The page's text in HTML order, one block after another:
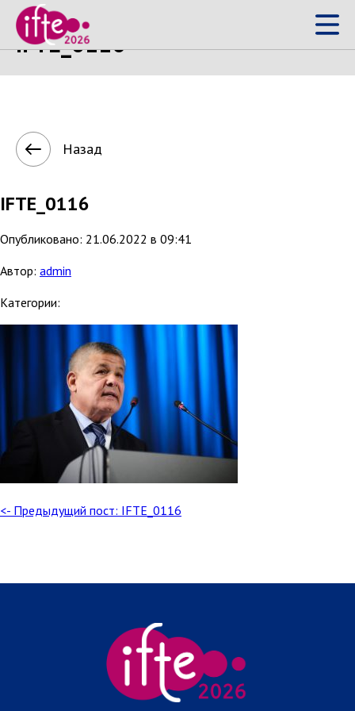
IFTE_0116
Назад
IFTE_0116
Опубликовано: 21.06.2022 в 09:41
Автор: admin
Категории:
<- Предыдущий пост: IFTE_0116